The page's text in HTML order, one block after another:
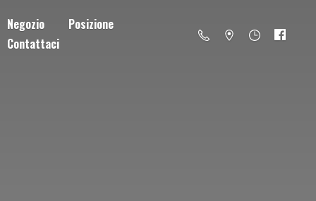
Negozio
Posizione
Contattaci